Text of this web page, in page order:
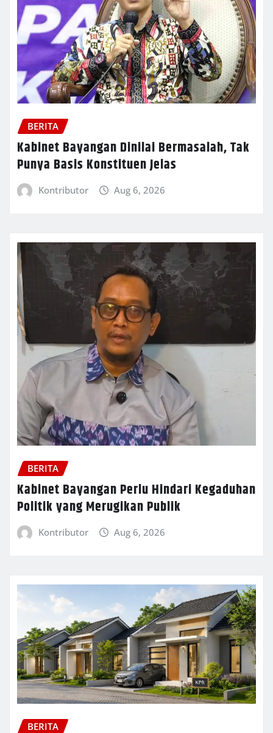
BERITA
Kabinet Bayangan Dinilai Bermasalah, Tak
Punya Basis Konstituen Jelas
Kontributor Aug 6, 2026
BERITA
Kabinet Bayangan Perlu Hindari Kegaduhan
Politik yang Merugikan Publik
Kontributor Aug 6, 2026
BERITA